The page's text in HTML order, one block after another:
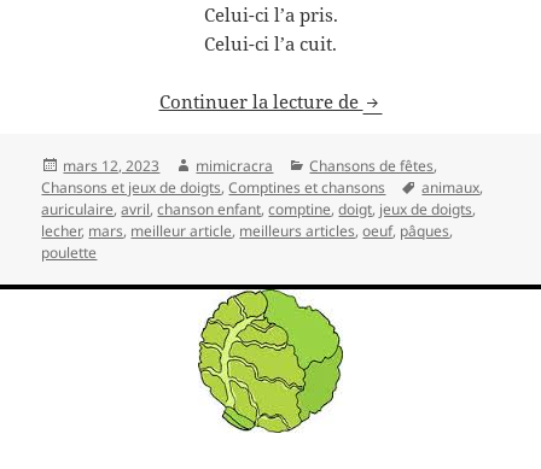
Celui-ci l’a pris.
Celui-ci l’a cuit.
Continuer la lecture de Comptine,jeux de
Publié
le
mars 12, 2023 Auteur
mimicracra Catégories
Chansons de fêtes,
Chansons et jeux de doigts,Comptines et chansons
Mots-
clés
animaux,
auriculaire,avril,chanson enfant,comptine,doigt, jeux de doigts,
lecher, mars, meilleur article, meilleurs articles,oeuf, pâques,
poulette